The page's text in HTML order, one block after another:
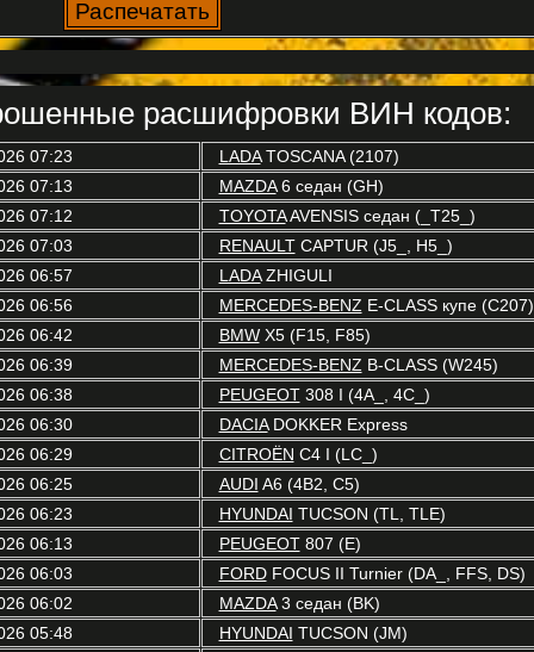
расшифровки ВИН кодов:
07:23 LADATOSCANA (2107)
07:13 MAZDA6 седан (GH)
07:12 TOYOTAAVENSIS седан (_T25_)
07:03 RENAULTCAPTUR (J5_, H5_)
06:57 LADAZHIGULI
06:56 MERCEDES-BENZ E-CLASS купе (C207)
06:42 BMWX5 (F15, F85)
06:39 MERCEDES-BENZ B-CLASS (W245)
06:38 PEUGEOT308 I (4A_, 4C_)
06:30 DACIADOKKER Express
06:29 CITROËN C4 I (LC_)
06:25 AUDI A6 (4B2, C5)
06:23 HYUNDAI TUCSON (TL, TLE)
06:13 PEUGEOT807 (E)
06:03 FORDFOCUS II Turnier (DA_, FFS, DS)
06:02 MAZDA3 седан (BK)
05:48 HYUNDAI TUCSON (JM)